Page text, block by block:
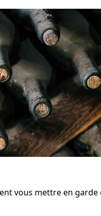
vous mettre en garde